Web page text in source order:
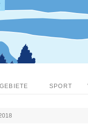
SPORT